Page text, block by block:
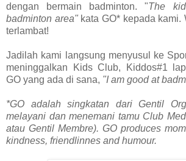
dengan bermain badminton. "The
badminton area"kata GO* kepada kami.
terlambat!
Jadilah kami langsung menyusul ke
meninggalkan Kids Club, Kiddos#1
GO yang ada di sana, "I am good at
*GO adalah singkatan dari Gentil
melayani dan menemani tamu Club
atau Gentil Membre). GO produces
kindness, friendlinnes and humour.